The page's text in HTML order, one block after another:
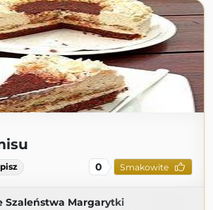
0 Smakowite
Szaleństwa Margarytki